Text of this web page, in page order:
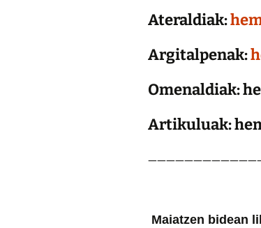
Ateraldiak:
Argitalpenak:
Omenaldiak:
Artikuluak:
Maiatzen bidean